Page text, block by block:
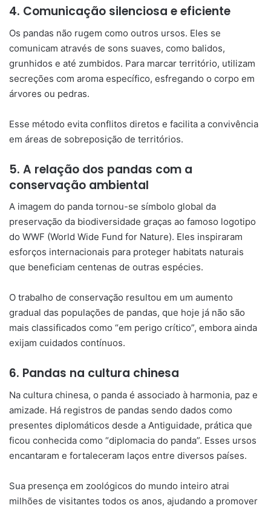
4. Comunicação silenciosa e eficiente
Os pandas não rugem como outros ursos. Eles se
comunicam através de sons suaves, como balidos,
grunhidos e até zumbidos. Para marcar território, utilizam
secreções com aroma específico, esfregando o corpo em
árvores ou pedras.
Esse método evita conflitos diretos e facilita a convivência
em áreas de sobreposição de territórios.
5. A relação dos pandas com a
conservação ambiental
A imagem do panda tornou-se símbolo global da
preservação da biodiversidade graças ao famoso logotipo
do WWF (World Wide Fund for Nature). Eles inspiraram
esforços internacionais para proteger habitats naturais
que beneficiam centenas de outras espécies.
O trabalho de conservação resultou em um aumento
gradual das populações de pandas, que hoje já não são
mais classificados como “em perigo crítico”, embora ainda
exijam cuidados contínuos.
6. Pandas na cultura chinesa
Na cultura chinesa, o panda é associado à harmonia, paz e
amizade. Há registros de pandas sendo dados como
presentes diplomáticos desde a Antiguidade, prática que
ficou conhecida como “diplomacia do panda”. Esses ursos
encantaram e fortaleceram laços entre diversos países.
Sua presença em zoológicos do mundo inteiro atrai
milhões de visitantes todos os anos, ajudando a promover